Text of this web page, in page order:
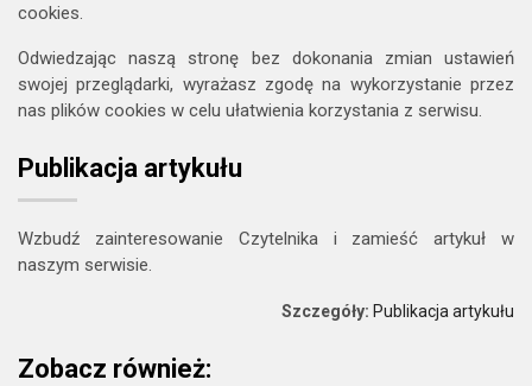
cookies.
Odwiedzając naszą stronę bez dokonania zmian ustawień
swojej przeglądarki, wyrażasz zgodę na wykorzystanie przez
nas plików cookies w celu ułatwienia korzystania z serwisu.
Publikacja artykułu
Wzbudź zainteresowanie Czytelnika i zamieść artykuł w
naszym serwisie.
Szczegóły: Publikacja artykułu
Zobacz również: